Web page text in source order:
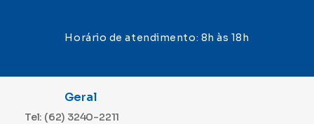
Horário de atendimento: 8h às 18h
Geral
Tel: (62) 3240-2211